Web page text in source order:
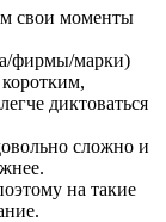
свои моменты
фирмы/марки)
диктоваться
сложно и
на такие